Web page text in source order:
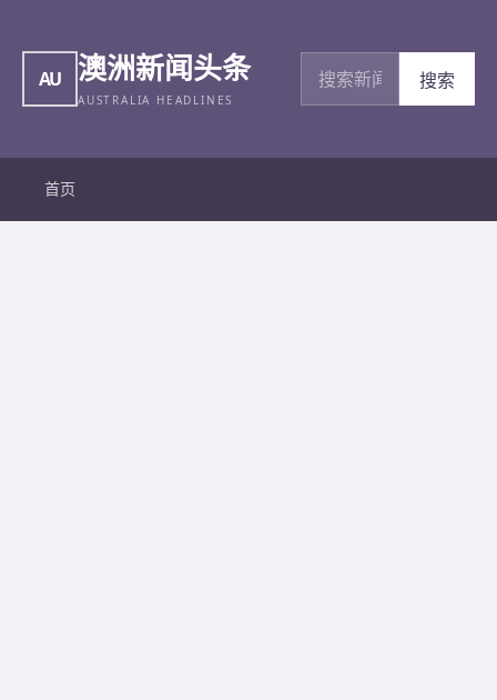
AU 澳洲新闻头条
AUSTRALIA HEADLINES
搜索新闻
搜索
首页